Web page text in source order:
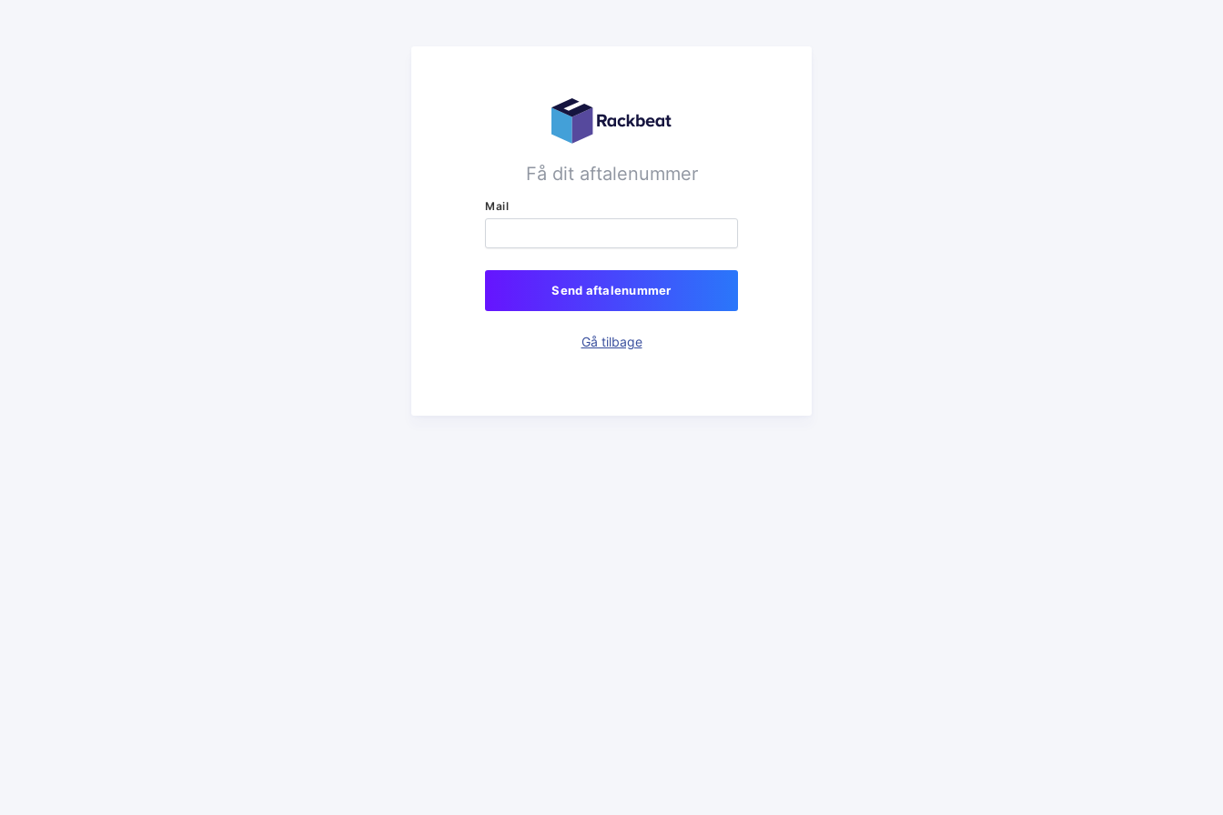
Få dit aftalenummer
Mail
Send aftalenummer
Gå tilbage